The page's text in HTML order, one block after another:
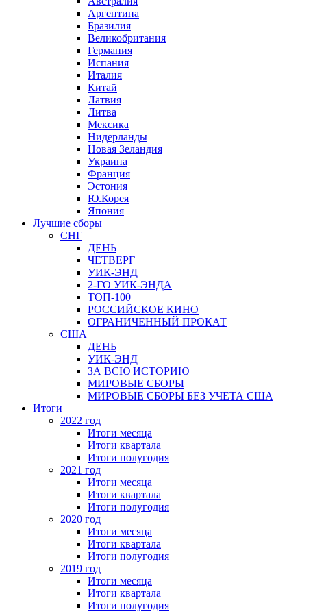
Аргентина
Бразилия
Великобритания
Германия
Испания
Италия
Китай
Латвия
Литва
Мексика
Нидерланды
Новая Зеландия
Украина
Франция
Эстония
Ю.Корея
Япония
Лучшие сборы
СНГ
ДЕНЬ
ЧЕТВЕРГ
УИК-ЭНД
2-ГО УИК-ЭНДА
ТОП-100
РОССИЙСКОЕ КИНО
ОГРАНИЧЕННЫЙ ПРОКАТ
США
ДЕНЬ
УИК-ЭНД
ЗА ВСЮ ИСТОРИЮ
МИРОВЫЕ СБОРЫ
МИРОВЫЕ СБОРЫ БЕЗ УЧЕТА США
Итоги
2022 год
Итоги месяца
Итоги квартала
Итоги полугодия
2021 год
Итоги месяца
Итоги квартала
Итоги полугодия
2020 год
Итоги месяца
Итоги квартала
Итоги полугодия
2019 год
Итоги месяца
Итоги квартала
Итоги полугодия